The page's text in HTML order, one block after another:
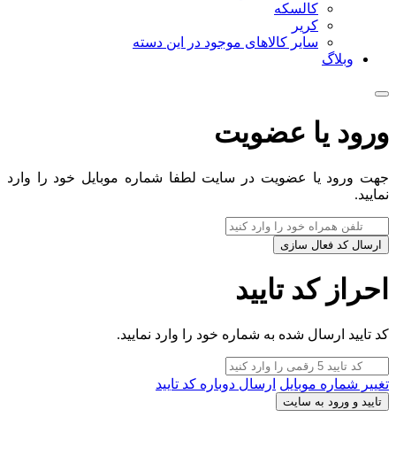
کالسکه
کریر
سایر کالاهای موجود در این دسته
وبلاگ
ورود یا عضویت
جهت ورود یا عضویت در سایت لطفا شماره موبایل خود را وارد
نمایید.
ارسال کد فعال سازی
احراز کد تایید
کد تایید ارسال شده به شماره خود را وارد نمایید.
تغییر شماره موبایل ارسال دوباره کد تایید
تایید و ورود به سایت